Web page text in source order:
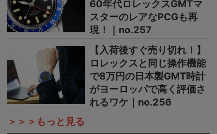
60年代ロレックスGMTマ
スターのレアなPCGも再
現！｜no.257
【入荷後すぐ売り切れ！】
ロレックスと同じ操作機能
で8万円の日本製GMT時計
がヨーロッパで高く評価さ
れるワケ｜no.256
＞＞＞もっと見る